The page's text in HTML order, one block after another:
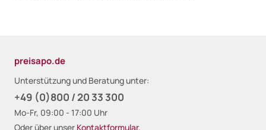
preisapo.de
Unterstützung und Beratung unter:
+49 (0)800 / 20 33 300
Mo-Fr, 09:00 - 17:00 Uhr
Oder über unser Kontaktformular.